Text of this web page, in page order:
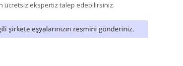
ücretsiz ekspertiz talep edebilirsiniz.